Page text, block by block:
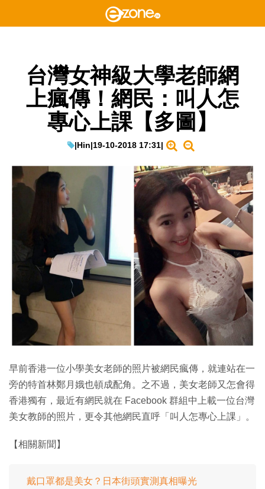
台灣女神級大學老師網
上瘋傳！網民：叫人怎
專心上課【多圖】
|Hin|19-10-2018 17:31|
早前香港一位小學美女老師的照片被網民瘋傳，就連站在一
旁的特首林鄭月娥也頓成配角。之不過，美女老師又怎會得
香港獨有，最近有網民就在 Facebook 群組中上載一位台灣
美女教師的照片，更令其他網民直呼「叫人怎專心上課」。
【相關新聞】
戴口罩都是美女？日本街頭實測真相曝光